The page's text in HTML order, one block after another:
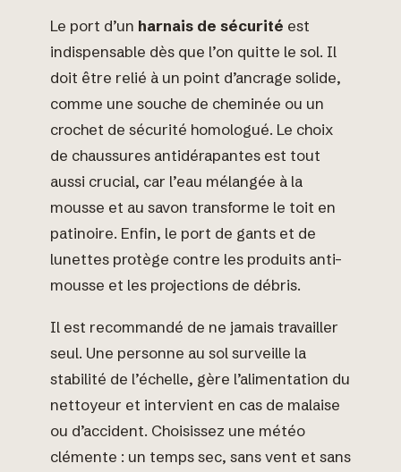
Le port d’un harnais de sécurité est
indispensable dès que l’on quitte le sol. Il
doit être relié à un point d’ancrage solide,
comme une souche de cheminée ou un
crochet de sécurité homologué. Le choix
de chaussures antidérapantes est tout
aussi crucial, car l’eau mélangée à la
mousse et au savon transforme le toit en
patinoire. Enfin, le port de gants et de
lunettes protège contre les produits anti-
mousse et les projections de débris.
Il est recommandé de ne jamais travailler
seul. Une personne au sol surveille la
stabilité de l’échelle, gère l’alimentation du
nettoyeur et intervient en cas de malaise
ou d’accident. Choisissez une météo
clémente : un temps sec, sans vent et sans